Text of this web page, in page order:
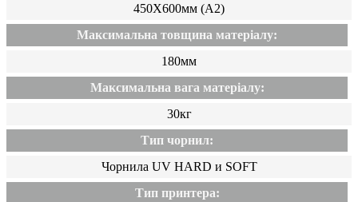
450Х600мм (A2)
Максимальна товщина матеріалу:
180мм
Максимальна вага матеріалу:
30кг
Тип чорнил:
Чорнила UV HARD и SOFT
Тип принтера: